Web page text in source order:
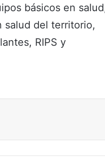
básicos en
salud del territorio,
RIPS y